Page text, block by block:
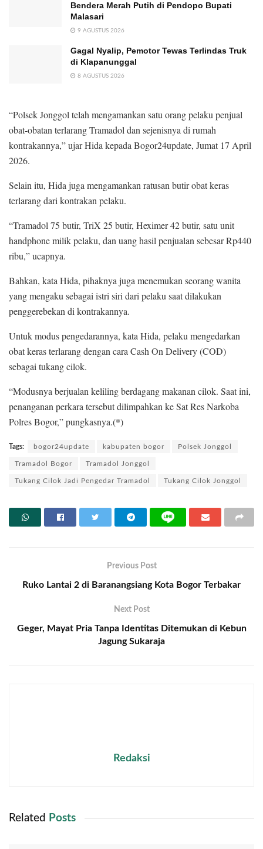
Bendera Merah Putih di Pendopo Bupati
Malasari
9 AGUSTUS 2026
Gagal Nyalip, Pemotor Tewas Terlindas Truk
di Klapanunggal
8 AGUSTUS 2026
“Polsek Jonggol telah mengamankan satu orang pelaku penjual
obat-obatan terlarang Tramadol dan sejenisnya di rumah
kontrakannya,” ujar Hida kepada Bogor24update, Jumat 17 April
2026.
Selain itu, Hida juga mengamankan ratusan butir obat keras
terlarang dari kontrakan pelaku.
“Tramadol 75 butir, TriX 25 butir, Heximer 42 butir, satu unit
handphone milik pelaku, dan uang hasil penjualan sebesar Rp440
ribu,” ucapnya.
Bahkan, kata Hida, pihaknya juga menemukan seorang wanita
yang mengaku sebagai istri siri dari pelaku saat dilakukan
penggerebekan di kontrakannya.
Untuk modus pengedarannya, kata Hida, pelaku mengedarkan
obat keras terlarang dengan cara Cash On Delivery (COD)
sebagai tukang cilok.
“Modusnya berjualan keliling berdagang makanan cilok. Saat ini,
penanganan perkara tersebut dilimpahkan ke Sat Res Narkoba
Polres Bogor,” pungkasnya.(*)
Tags: bogor24update kabupaten bogor Polsek Jonggol
Tramadol Bogor Tramadol Jonggol
Tukang Cilok Jadi Pengedar Tramadol Tukang Cilok Jonggol
Previous Post
Ruko Lantai 2 di Baranangsiang Kota Bogor Terbakar
Next Post
Geger, Mayat Pria Tanpa Identitas Ditemukan di Kebun
Jagung Sukaraja
Redaksi
Related Posts